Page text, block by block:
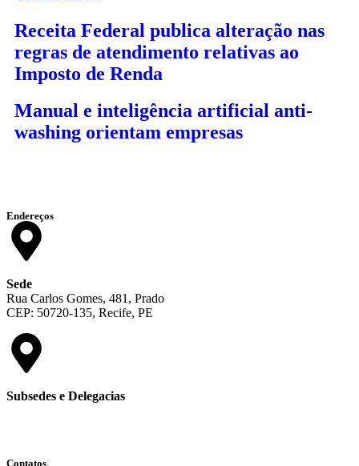
Receita Federal publica alteração nas
regras de atendimento relativas ao
Imposto de Renda
Manual e inteligência artificial anti-
washing orientam empresas
Endereços
Sede
Rua Carlos Gomes, 481, Prado
CEP: 50720-135, Recife, PE
Subsedes e Delegacias
Contatos